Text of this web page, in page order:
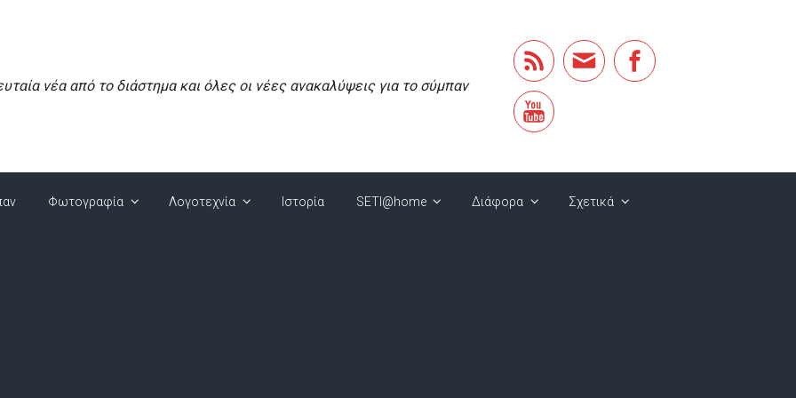
νέα από το διάστημα και όλες οι νέες ανακαλύψεις για το σύμπαν
Φωτογραφία Λογοτεχνία Ιστορία SETI@home Διάφορα Σχετικά